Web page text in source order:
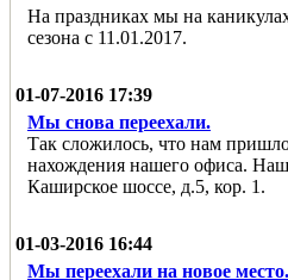
На праздниках мы на
сезона с 11.01.2017.
01-07-2016 17:39
Мы снова переехали.
Так сложилось, что нам
нахождения нашего офиса.
Каширское шоссе, д.5, кор. 1.
01-03-2016 16:44
Мы переехали на новое место.